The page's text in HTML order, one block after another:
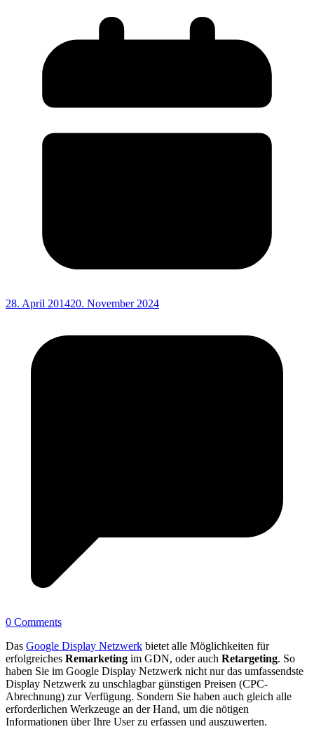
28. April 201420. November 2024
0 Comments
Das Google Display Netzwerk bietet alle Möglichkeiten für
erfolgreiches Remarketing im GDN, oder auch Retargeting. So
haben Sie im Google Display Netzwerk nicht nur das umfassendste
Display Netzwerk zu unschlagbar günstigen Preisen (CPC-
Abrechnung) zur Verfügung. Sondern Sie haben auch gleich alle
erforderlichen Werkzeuge an der Hand, um die nötigen
Informationen über Ihre User zu erfassen und auszuwerten.